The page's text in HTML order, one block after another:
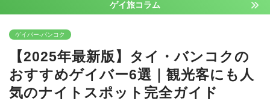
ゲイ旅コラム
ゲイバー-バンコク
【2025年最新版】タイ・バンコクの
おすすめゲイバー6選｜観光客にも人
気のナイトスポット完全ガイド